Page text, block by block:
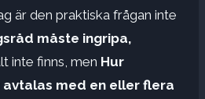
är den praktiska frågan inte
måste ingripa,
inte finns, men Hur
med en eller flera